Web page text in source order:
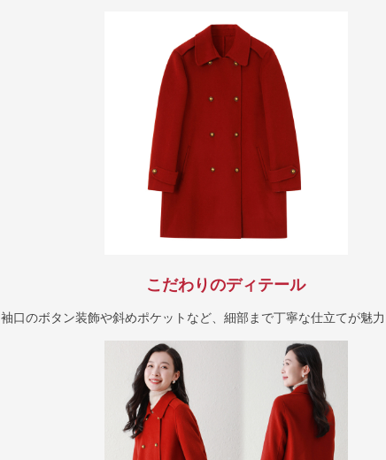
こだわりのディテール
袖口のボタン装飾や斜めポケットなど、細部まで丁寧な仕立てが魅力